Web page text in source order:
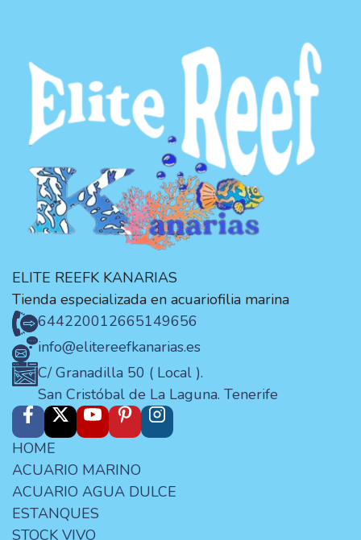
ELITE REEFK KANARIAS
Tienda especializada en acuariofilia marina
644220012665149656
info@elitereefkanarias.es
C/ Granadilla 50 ( Local ).
San Cristóbal de La Laguna. Tenerife
HOME
ACUARIO MARINO
ACUARIO AGUA DULCE
ESTANQUES
STOCK VIVO